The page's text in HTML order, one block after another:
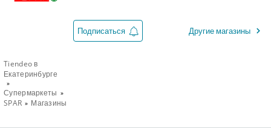
Tiendeo в
Екатеринбурге
Супермаркеты
SPAR
Магазины
Подписаться Другие магазины